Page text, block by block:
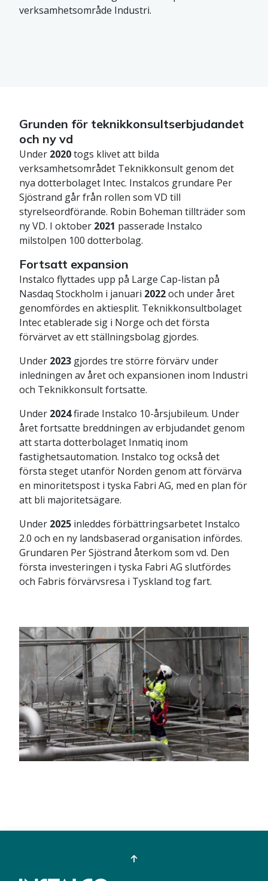
verksamhetsområde Industri.
Grunden för teknikkonsultserbjudandet
och ny vd
Under 2020togs klivet att bilda
verksamhetsområdet Teknikkonsult genom det
nya dotterbolaget Intec. Instalcos grundare Per
Sjöstrand går från rollen som VD till
styrelseordförande. Robin Boheman tillträder som
ny VD. I oktober 2021 passerade Instalco
milstolpen 100 dotterbolag.
Fortsatt expansion
Instalco flyttades upp på Large Cap-listan på
Nasdaq Stockholm i januari 2022och under året
genomfördes en aktiesplit. Teknikkonsultbolaget
Intec etablerade sig i Norge och det första
förvärvet av ett ställningsbolag gjordes.
Under 2023 gjordes tre större förvärv under
inledningen av året och expansionen inom Industri
och Teknikkonsult fortsatte.
Under 2024firade Instalco 10-årsjubileum. Under
året fortsatte breddningen av erbjudandet genom
att starta dotterbolaget Inmatiq inom
fastighetsautomation. Instalco tog också det
första steget utanför Norden genom att förvärva
en minoritetspost i tyska Fabri AG, med en plan för
att bli majoritetsägare.
Under 2025 inleddes förbättringsarbetet Instalco
2.0 och en ny landsbaserad organisation infördes.
Grundaren Per Sjöstrand återkom som vd. Den
första investeringen i tyska Fabri AG slutfördes
och Fabris förvärvsresa i Tyskland tog fart.